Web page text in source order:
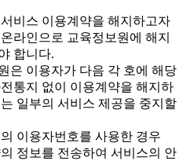
비스 이용계약을 해지하고자
라인으로 교육정보원에 해지
합니다.
은 이용자가 다음 각 호에 해당
통지 없이 이용계약을 해지하
일부의 서비스 제공을 중지할
이용자번호를 사용한 경우
정보를 전송하여 서비스의 안